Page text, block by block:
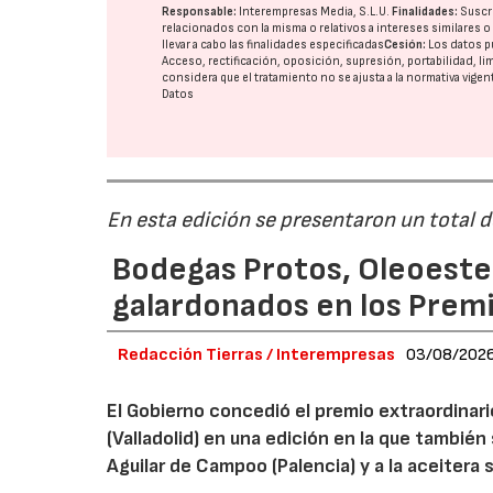
Responsable: Interempresas Media, S.L.U. Finalidades:
relacionados con la misma o relativos a intereses similares
llevar a cabo las finalidades especificadasCesión: Los datos
Acceso, rectificación, oposición, supresión, portabilidad,
considera que el tratamiento no se ajusta a la normativa
Datos
En esta edición se presentaron un total
Bodegas Protos,
galardonados en los
Redacción Tierras / Interempresas 03/08/
El Gobierno concedió el premio
(Valladolid) en una edición en la que
Aguilar de Campoo (Palencia) y a la aceitera